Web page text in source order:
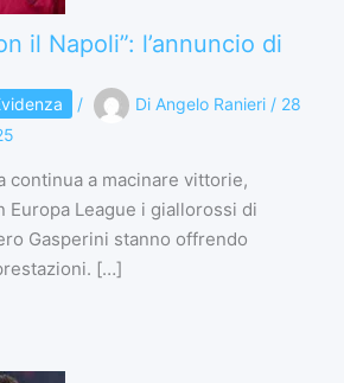
il Napoli”: l’annuncio di
/ Di Angelo Ranieri / 28
continua a macinare vittorie,
Europa League i giallorossi di
Gasperini stanno offrendo
[…]